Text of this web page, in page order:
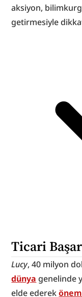
aksiyon,
getirmesiyle
Ticari
Lucy
dünya genelinde
elde ederek